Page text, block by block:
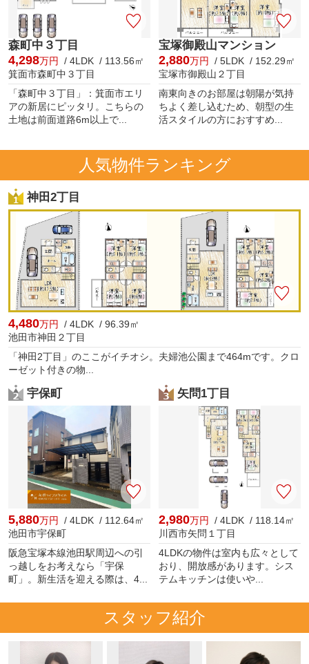
森町中３丁目
4,298万円
/ 4LDK / 113.56㎡
箕面市森町中３丁目
「森町中３丁目」：箕面市エリ
アの新居にピッタリ。こちらの
土地は前面道路6m以上で...
宝塚御殿山マンション
2,880万円
/ 5LDK / 152.29㎡
宝塚市御殿山２丁目
南東向きのお部屋は朝陽が気持
ちよく差し込むため、朝型の生
活スタイルの方におすすめ...
人気物件ランキング
神田2丁目
4,480万円
/ 4LDK / 96.39㎡
池田市神田２丁目
「神田2丁目」のここがイチオシ。夫婦池公園まで464mです。クロ
ーゼット付きの物...
宇保町
5,880万円
/ 4LDK / 112.64㎡
池田市宇保町
阪急宝塚本線池田駅周辺への引
っ越しをお考えなら「宇保
町」。新生活を迎える際は、4...
矢問1丁目
2,980万円
/ 4LDK / 118.14㎡
川西市矢問１丁目
4LDKの物件は室内も広々として
おり、開放感があります。シス
テムキッチンは使いや...
スタッフ紹介